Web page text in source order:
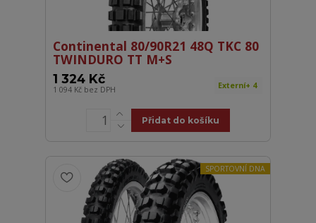
Continental 80/90R21 48Q TKC 80
TWINDURO TT M+S
1 324 Kč
1 094 Kč bez DPH Externí+ 4
Přidat do košíku
SPORTOVNÍ DNA